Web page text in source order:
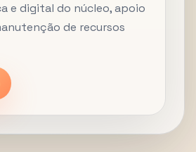
e digital do núcleo, apoio
de recursos